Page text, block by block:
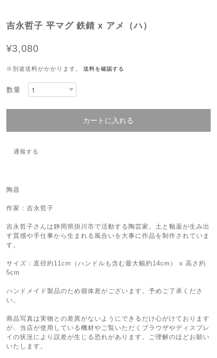
吉永哲子 平マグ 鉄錆 x アメ（ハ）
¥3,080
※別途送料がかかります。 送料を確認する
数量
カートに入れる
通報する
陶器
作家：吉永哲子
吉永哲子さんは静岡県掛川市で活動する陶芸家。土と釉薬が生み出
す質感や手仕事から生まれる風合いを大事に作品を制作されていま
す。
サイズ：直径約11cm（ハンドルも含む最大幅約14cm） x 高さ約
5cm
ハンドメイド製品のため個体差がございます。予めご了承くださ
い。
商品写真は実物との差異がないようにできるだけ心がけております
が、当店が使用している機材やご覧いただくブラウザやディスプレ
イの状況により誤差が生じる恐れがあります。ご理解のほどお願い
いたします。